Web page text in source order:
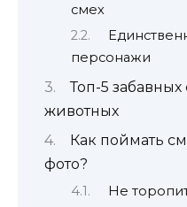
смех
персонажи
Топ-5
животных
Как поймать
фото?
Не